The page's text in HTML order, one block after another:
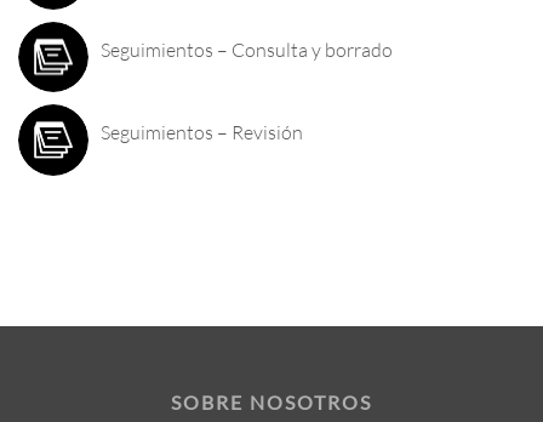
Seguimientos – Consulta y borrado
Seguimientos – Revisión
SOBRE NOSOTROS